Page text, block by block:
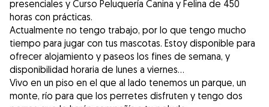
presenciales y Curso Peluquería Canina y Felina de 450
horas con prácticas.
Actualmente no tengo trabajo, por lo que tengo mucho
tiempo para jugar con tus mascotas. Estoy disponible para
ofrecer alojamiento y paseos los fines de semana, y
disponibilidad horaria de lunes a viernes...
Vivo en un piso en el que al lado tenemos un parque, un
monte, río para que los perretes disfruten y tengo dos